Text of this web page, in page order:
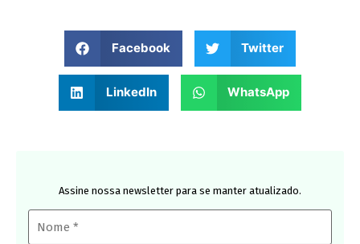
Facebook Twitter
LinkedIn WhatsApp
Assine nossa newsletter para se manter atualizado.